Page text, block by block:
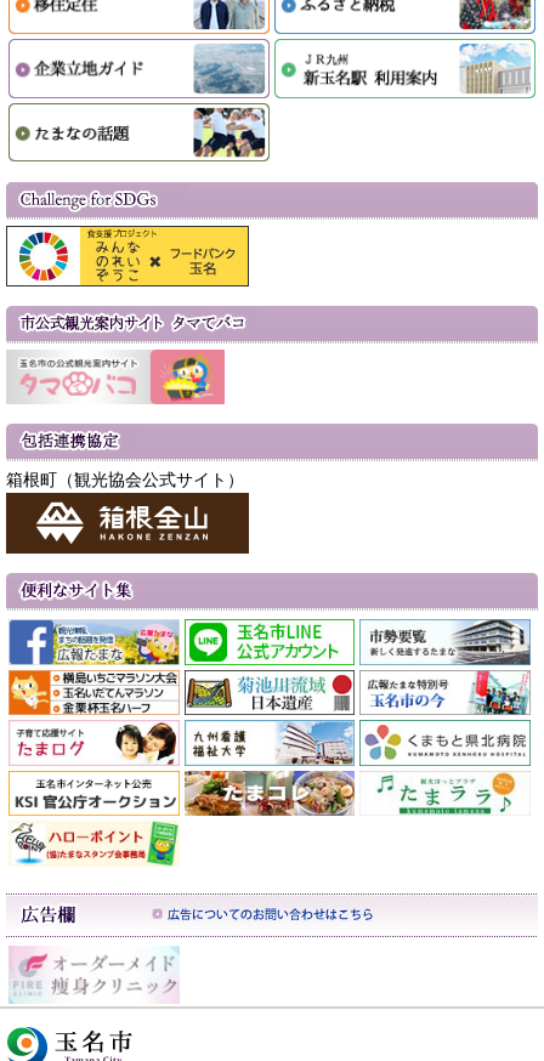
箱根町（観光協会公式サイト）